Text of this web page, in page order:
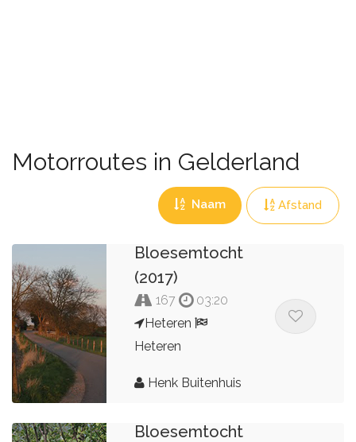
Motorroutes in Gelderland
Naam Afstand
Bloesemtocht
(2017)
167
03:20
Heteren
Heteren
Henk Buitenhuis
Bloesemtocht